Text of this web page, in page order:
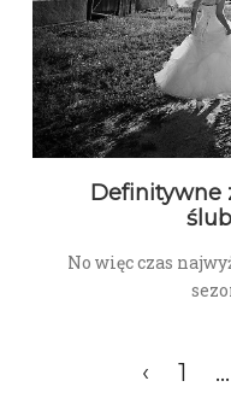
Definitywne
No więc czas
‹ 1 …